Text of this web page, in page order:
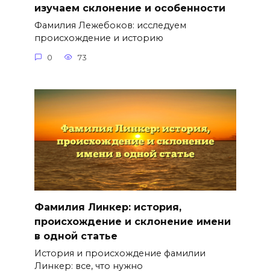
изучаем склонение и особенности
Фамилия Лежебоков: исследуем
происхождение и историю
0 73
Фамилия Линкер: история,
происхождение и склонение имени
в одной статье
История и происхождение фамилии
Линкер: все, что нужно